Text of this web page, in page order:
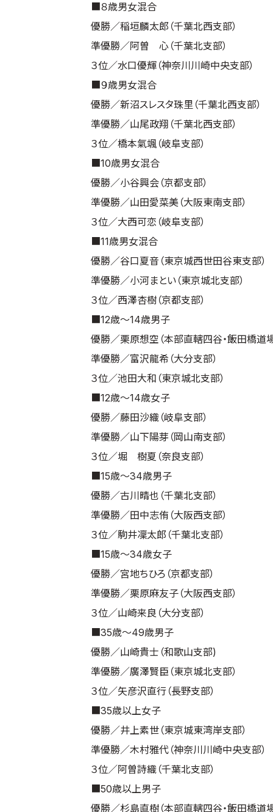
■８歳男女混合
優勝／稲垣麟太郎（千葉北西支部）
準優勝／阿曽 心（千葉北支部）
３位／水口優輝（神奈川川崎中央支部）
■９歳男女混合
優勝／新沼スレスタ珠里（千葉北西支部）
準優勝／山尾政翔（千葉北西支部）
３位／橋本氣颯（岐阜支部）
■10歳男女混合
優勝／小谷興会（京都支部）
準優勝／山田愛菜美（大阪東南支部）
３位／大西可恋（岐阜支部）
■11歳男女混合
優勝／谷口夏音（東京城西世田谷東支部）
準優勝／小河まとい（東京城北支部）
３位／西澤杏樹（京都支部）
■12歳～14歳男子
優勝／栗原想空（本部直轄四谷・飯田橋道
準優勝／富沢龍希（大分支部）
３位／池田大和（東京城北支部）
■12歳～14歳女子
優勝／藤田沙織（岐阜支部）
準優勝／山下陽芽（岡山南支部）
３位／堀 樹夏（奈良支部）
■15歳～34歳男子
優勝／古川晴也（千葉北支部）
準優勝／田中志侑（大阪西支部）
３位／駒井凜太郎（千葉北支部）
■15歳～34歳女子
優勝／宮地ちひろ（京都支部）
準優勝／栗原麻友子（大阪西支部）
３位／山崎来良（大分支部）
■35歳～49歳男子
優勝／山崎貴士（和歌山支部)
準優勝／廣澤賢臣（東京城北支部）
３位／矢彦沢直行（長野支部）
■35歳以上女子
優勝／井上素世（東京城東湾岸支部）
準優勝／木村雅代（神奈川川崎中央支部）
３位／阿曽詩織（千葉北支部）
■50歳以上男子
優勝／杉島直樹（本部直轄四谷・飯田橋道